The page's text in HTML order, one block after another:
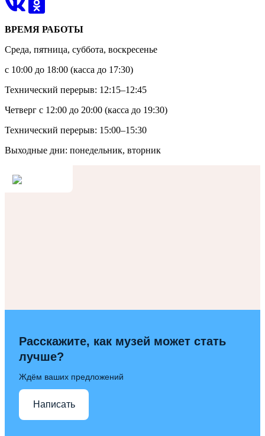
ВРЕМЯ РАБОТЫ
Среда, пятница, суббота, воскресенье
с 10:00 до 18:00 (касса до 17:30)
Технический перерыв: 12:15–12:45
Четверг с 12:00 до 20:00 (касса до 19:30)
Технический перерыв: 15:00–15:30
Выходные дни: понедельник, вторник
Расскажите, как музей может стать
лучше?
Ждём ваших предложений
Написать